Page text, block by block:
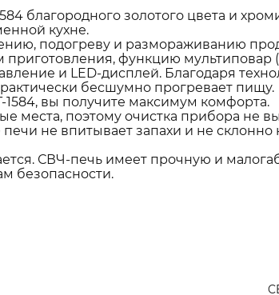
благородного золотого цвета и
кухне.
подогреву и размораживанию
функцию мультиповар
и LED-дисплей. Благодаря
бесшумно прогревает пищу.
вы получите максимум комфорта.
места, поэтому очистка прибора не
не впитывает запахи и не
СВЧ-печь имеет прочную и
безопасности.